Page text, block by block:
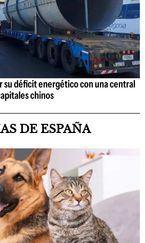
su déficit energético con una central
chinos
DE ESPAÑA